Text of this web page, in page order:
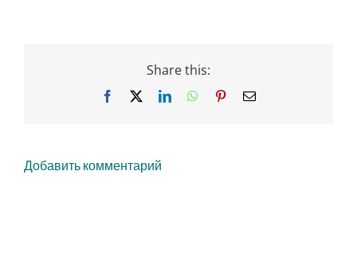
Share this:
Facebook LinkedInWhatsApp
PinterestEmail
Добавить комментарий